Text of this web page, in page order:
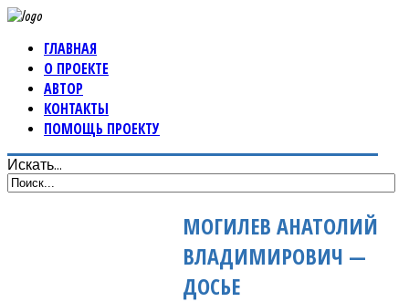
ГЛАВНАЯ
О ПРОЕКТЕ
АВТОР
КОНТАКТЫ
ПОМОЩЬ ПРОЕКТУ
Искать...
МОГИЛЕВ АНАТОЛИЙ
ВЛАДИМИРОВИЧ —
ДОСЬЕ